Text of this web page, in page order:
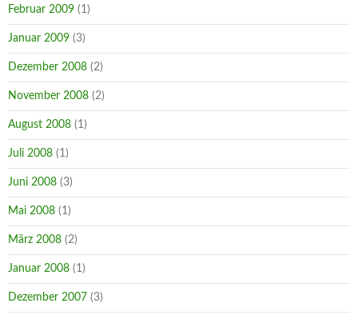
Februar 2009 (1)
Januar 2009 (3)
Dezember 2008 (2)
November 2008 (2)
August 2008 (1)
Juli 2008 (1)
Juni 2008 (3)
Mai 2008 (1)
März 2008 (2)
Januar 2008 (1)
Dezember 2007 (3)